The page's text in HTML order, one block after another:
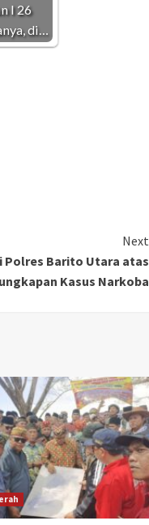
I 26
di…
Next
Polres Barito Utara atas
Kasus Narkoba